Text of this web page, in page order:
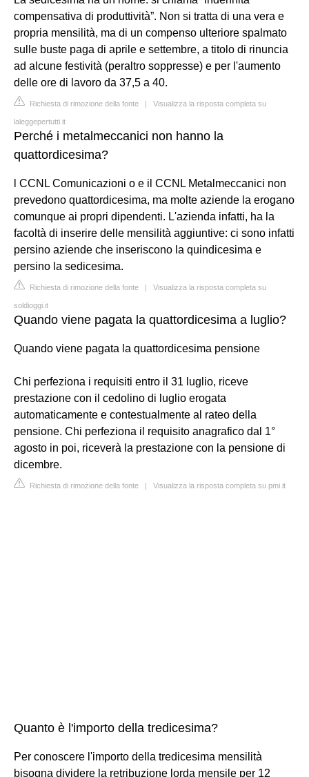
compensativa di produttività”. Non si tratta di una vera e
propria mensilità, ma di un compenso ulteriore spalmato
sulle buste paga di aprile e settembre, a titolo di rinuncia
ad alcune festività (peraltro soppresse) e per l'aumento
delle ore di lavoro da 37,5 a 40.
Richiesta di rimozione della fonte | Visualizza la risposta completa su
laleggepertutti.it
Perché i metalmeccanici non hanno la
quattordicesima?
l CCNL Comunicazioni o e il CCNL Metalmeccanici non
prevedono quattordicesima, ma molte aziende la erogano
comunque ai propri dipendenti. L'azienda infatti, ha la
facoltà di inserire delle mensilità aggiuntive: ci sono infatti
persino aziende che inseriscono la quindicesima e
persino la sedicesima.
Richiesta di rimozione della fonte | Visualizza la risposta completa su
soldioggi.it
Quando viene pagata la quattordicesima a luglio?
Quando viene pagata la quattordicesima pensione
Chi perfeziona i requisiti entro il 31 luglio, riceve
prestazione con il cedolino di luglio erogata
automaticamente e contestualmente al rateo della
pensione. Chi perfeziona il requisito anagrafico dal 1°
agosto in poi, riceverà la prestazione con la pensione di
dicembre.
Richiesta di rimozione della fonte | Visualizza la risposta completa su pmi.it
Quanto è l'importo della tredicesima?
Per conoscere l'importo della tredicesima mensilità
bisogna dividere la retribuzione lorda mensile per 12